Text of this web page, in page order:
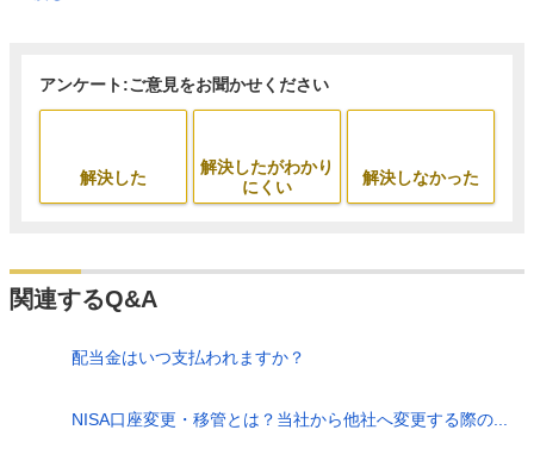
アンケート:ご意見をお聞かせください
解決した
解決したがわかり
にくい
解決しなかった
関連するQ&A
配当金はいつ支払われますか？
NISA口座変更・移管とは？当社から他社へ変更する際の...